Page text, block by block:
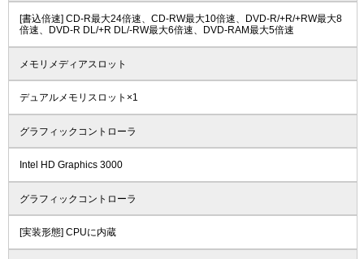
[書込倍速] CD-R最大24倍速、CD-RW最大10倍速、DVD-R/+R/+RW最大8
倍速、DVD-R DL/+R DL/-RW最大6倍速、DVD-RAM最大5倍速
メモリメディアスロット
デュアルメモリスロット×1
グラフィックコントローラ
Intel HD Graphics 3000
グラフィックコントローラ
[実装形態] CPUに内蔵